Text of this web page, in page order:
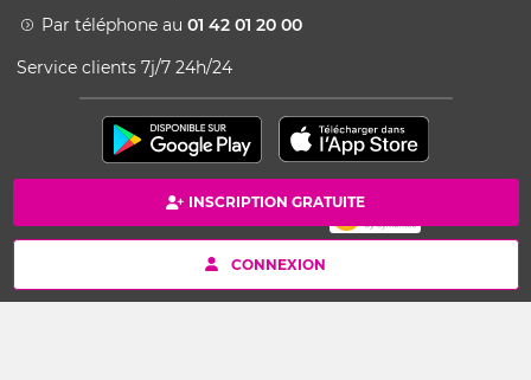
INSCRIPTION GRATUITE
CONNEXION
Par téléphone au 01 42 01 20 00
Service clients 7j/7 24h/24
Paiement 100% sécurisé
Copyright © 2026 Kang - Powered by Ingenio